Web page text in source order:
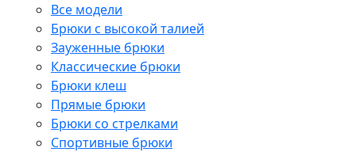
Все модели
Брюки с высокой талией
Зауженные брюки
Классические брюки
Брюки клеш
Прямые брюки
Брюки со стрелками
Спортивные брюки